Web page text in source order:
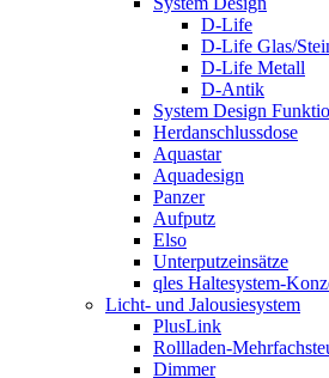
D-Life
D-Life Glas/
D-Life Metall
D-Antik
System Design
Herdanschlussdose
Aquastar
Aquadesign
Panzer
Aufputz
Elso
Unterputzeinsätze
qles Haltesystem-
Licht- und Jalousiesystem
PlusLink
Rollladen-
Dimmer